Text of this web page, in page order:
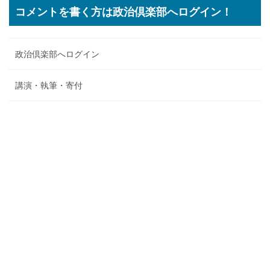
コメントを書く方は政治倶楽部へログイン！
政治倶楽部へログイン
講演・執筆・寄付